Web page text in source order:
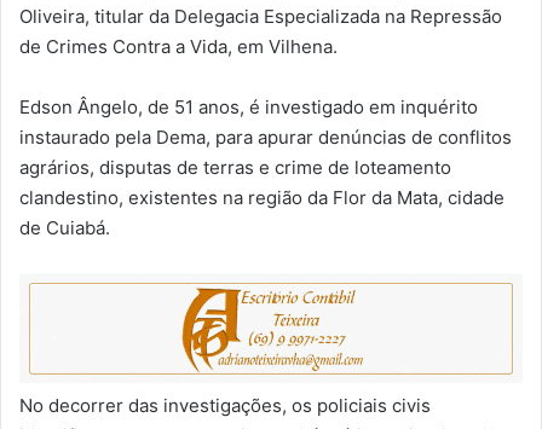
Oliveira, titular da Delegacia Especializada na Repressão
de Crimes Contra a Vida, em Vilhena.
Edson Ângelo, de 51 anos, é investigado em inquérito
instaurado pela Dema, para apurar denúncias de conflitos
agrários, disputas de terras e crime de loteamento
clandestino, existentes na região da Flor da Mata, cidade
de Cuiabá.
No decorrer das investigações, os policiais civis